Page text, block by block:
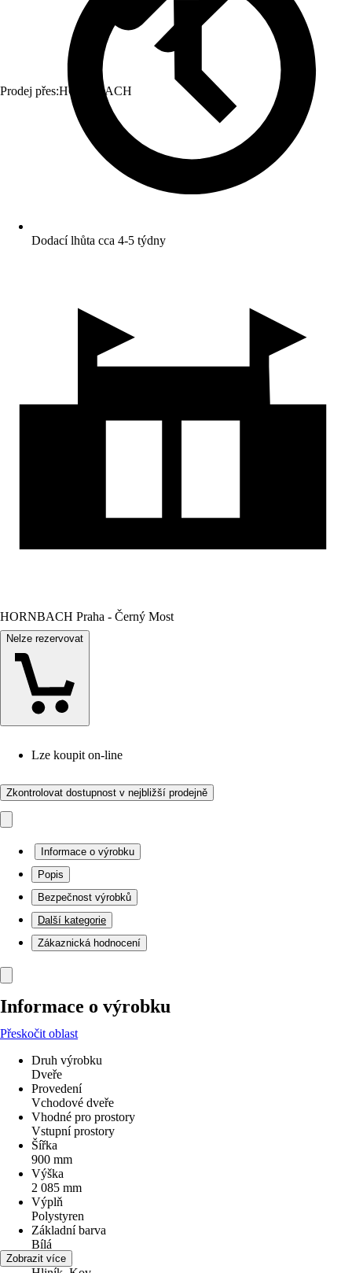
Prodej přes:HORNBACH
Dodací lhůta cca 4-5 týdny
HORNBACH Praha - Černý Most
Nelze rezervovat
Lze koupit on-line
Zkontrolovat dostupnost v nejbližší prodejně
Informace o výrobku
Popis
Bezpečnost výrobků
Další kategorie
Zákaznická hodnocení
Informace o výrobku
Přeskočit oblast
Druh výrobku
Dveře
Provedení
Vchodové dveře
Vhodné pro prostory
Vstupní prostory
Šířka
900 mm
Výška
2 085 mm
Výplň
Polystyren
Základní barva
Bílá
Materiál
Zobrazit více